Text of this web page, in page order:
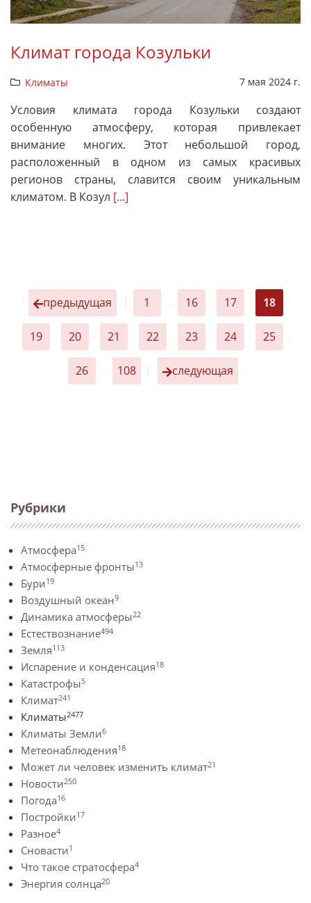
Рубрики
Атмосфера15
Атмосферные фронты13
Бури19
Воздушный океан9
Динамика атмосферы22
Естествознание494
Земля113
Испарение и конденсация18
Катастрофы5
Климат241
Климаты2477
Климаты Земли6
Метеонаблюдения18
Может ли человек изменить климат21
Новости250
Погода16
Постройки17
Разное4
Сновасти1
Что такое стратосфера4
Энергия солнца20
Климат города Козульки
Климаты 7 мая 2024 г.
Условия климата города Козульки создают
особенную атмосферу, которая привлекает
внимание многих. Этот небольшой город,
расположенный в одном из самых красивых
регионов страны, славится своим уникальным
климатом. В Козул [...]
· предыдущая | 1 ... 16 · 17 · 18 ·
19 · 20 · 21 · 22 · 23 · 24 · 25 ·
26 ... 108 | следующая ·